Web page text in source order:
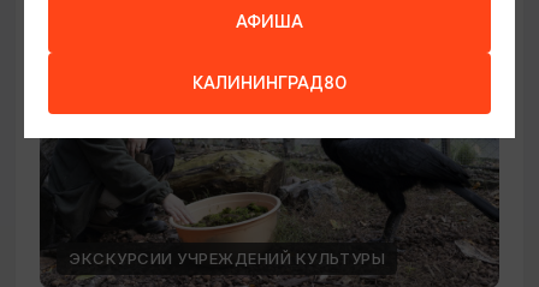
ЭКСКУРСИИ УЧРЕЖДЕНИЙ КУЛЬТУРЫ
АФИША
КАЛИНИНГРАД80